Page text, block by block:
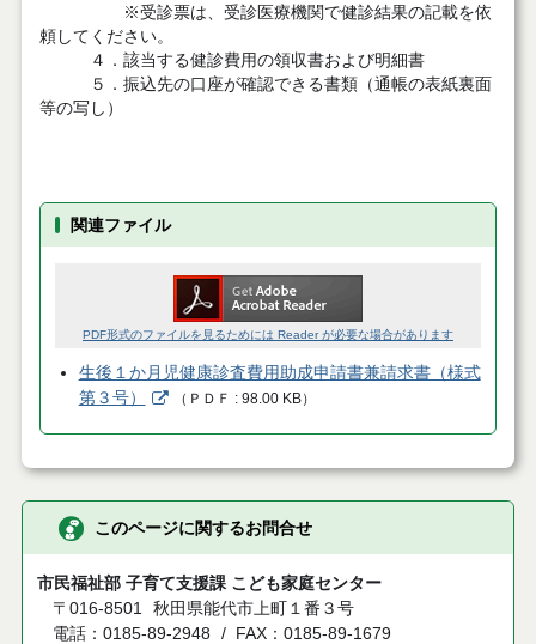
※受診票は、受診医療機関で健診結果の記載を依
頼してください。
４．該当する健診費用の領収書および明細書
５．振込先の口座が確認できる書類（通帳の表紙裏面
等の写し）
関連ファイル
PDF形式のファイルを見るためには Reader が必要な場合があります
生後１か月児健康診査費用助成申請書兼請求書（様式
第３号）
（ ＰＤＦ 98.00 KB）
このページに関するお問合せ
市民福祉部 子育て支援課 こども家庭センター
〒016-8501
秋田県能代市上町１番３号
電話：0185-89-2948
FAX：0185-89-1679